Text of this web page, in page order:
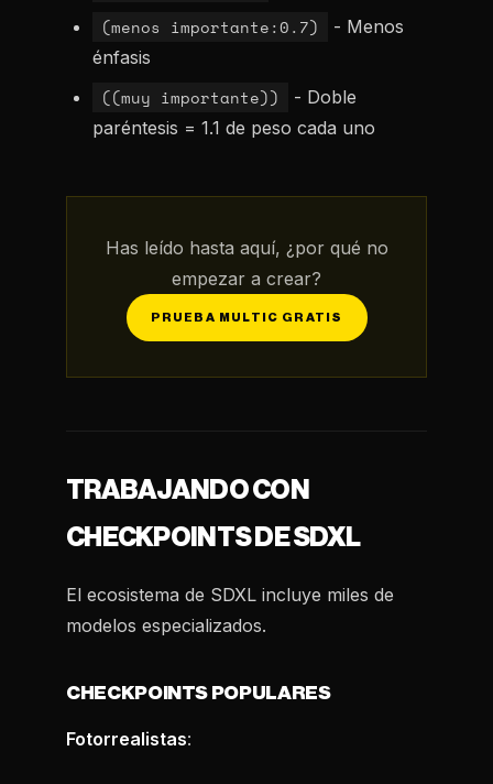
(menos importante:0.7)
- Menos
énfasis
((muy importante))
- Doble
paréntesis = 1.1 de peso cada uno
Has leído hasta aquí, ¿por qué no
empezar a crear?
PRUEBA MULTIC GRATIS
TRABAJANDO CON
CHECKPOINTS DE SDXL
El ecosistema de SDXL incluye miles de
modelos especializados.
CHECKPOINTS POPULARES
Fotorrealistas: